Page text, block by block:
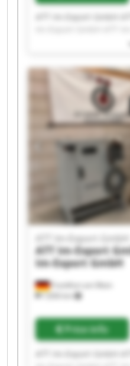
ATT Im-Export GmbH
Export GmbH ATT Im-
Export GmbH ATT Im-
Export GmbH ATT Im-
Export GmbH ATT Im-
Export GmbH ATT Im-
Export GmbH ATT Im-
Export GmbH ATT Im-
Frankfurt am Main
7,836 km
ATT Im-Export GmbH
ATT Im-Export
Im-Export GmbH
Price info
ATT Im-Export GmbH